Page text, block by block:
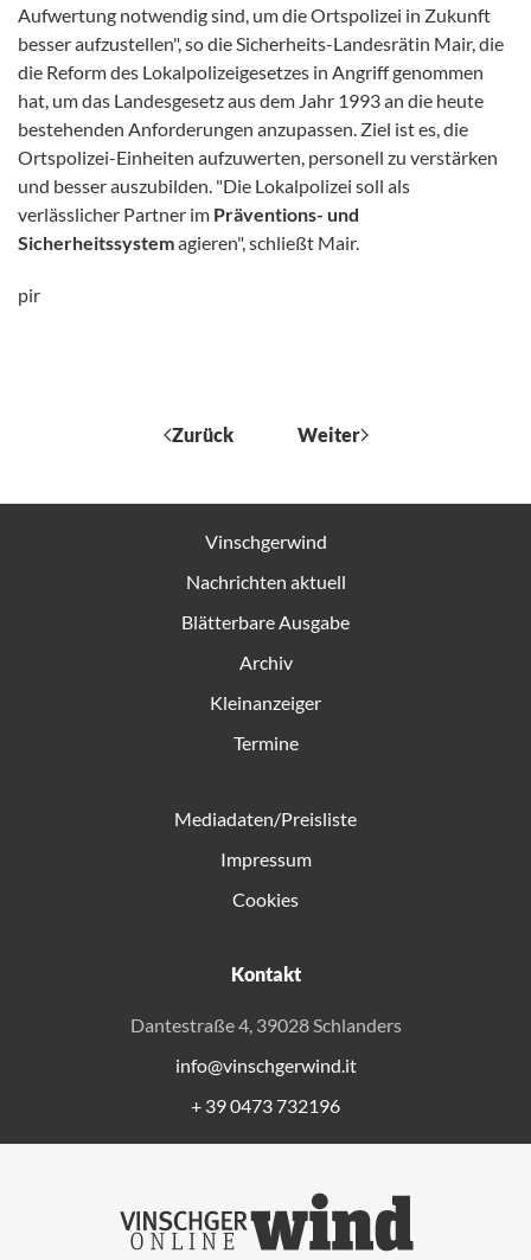
Aufwertung notwendig sind, um die Ortspolizei in Zukunft
besser aufzustellen", so die Sicherheits-Landesrätin Mair, die
die Reform des Lokalpolizeigesetzes in Angriff genommen
hat, um das Landesgesetz aus dem Jahr 1993 an die heute
bestehenden Anforderungen anzupassen. Ziel ist es, die
Ortspolizei-Einheiten aufzuwerten, personell zu verstärken
und besser auszubilden. "Die Lokalpolizei soll als
verlässlicher Partner im Präventions- und
Sicherheitssystemagieren", schließt Mair.
pir
Zurück Weiter
Vinschgerwind
Nachrichten aktuell
Blätterbare Ausgabe
Archiv
Kleinanzeiger
Termine
Mediadaten/Preisliste
Impressum
Cookies
Kontakt
Dantestraße 4, 39028 Schlanders
info@vinschgerwind.it
+ 39 0473 732196